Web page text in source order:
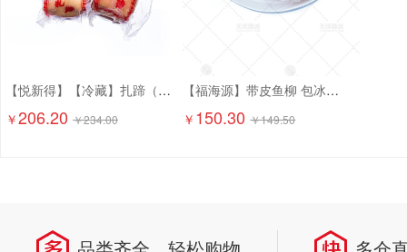
【悦新得】【冷藏】扎蹄（熟的） 5kg
￥206.20 ￥234.00
【福海源】带皮鱼柳 包冰率30% 2.5kg*4包 10kg
￥ 150.30 ￥149.50